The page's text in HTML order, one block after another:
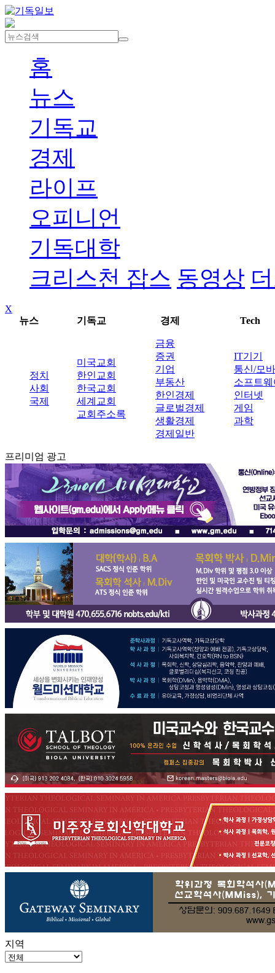
홈
뉴스
기독교
경제
라이프
오피니언
기독대학
크리스천 잡스 동영상
X
뉴스
기독교 경제 Tech
정치
사회
국제
미국교회
한인교회
한국교회
세계교회
교회주소록
금융
증권
기업
부동산
한인경제
글로벌경제
생활경제
경제일반
IT기기
통신/모
소프트웨
인터넷
게임
과학
프리미엄 광고
지역